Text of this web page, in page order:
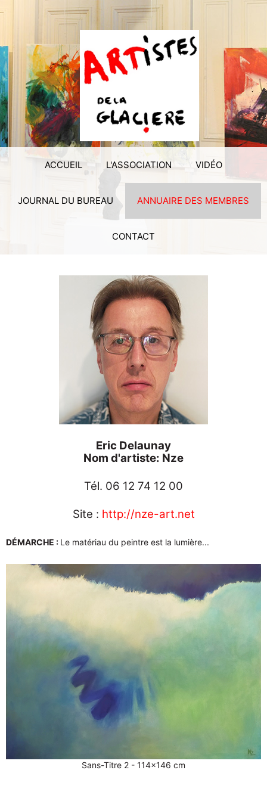
ACCUEIL L'ASSOCIATION VIDÉO
JOURNAL DU BUREAU ANNUAIRE DES MEMBRES
CONTACT
Eric Delaunay
Nom d'artiste: Nze
Tél. 06 12 74 12 00
Site : http://nze-art.net
DÉMARCHE : Le matériau du peintre est la lumière...
Sans-Titre 2 - 114x146 cm